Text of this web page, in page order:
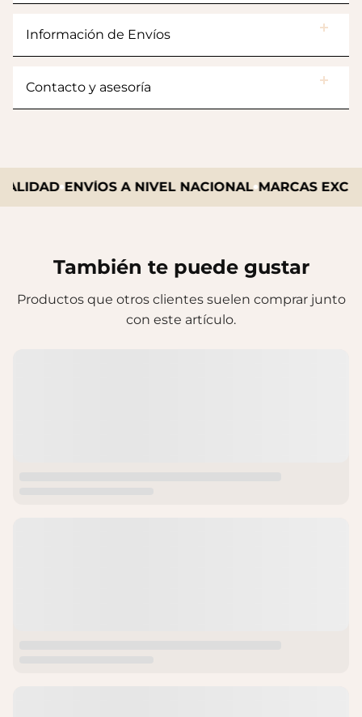
Información de Envíos
Contacto y asesoría
ENVÍOS A NIVEL NACIONAL MARCAS
También te puede gustar
Productos que otros clientes suelen comprar junto
con este artículo.